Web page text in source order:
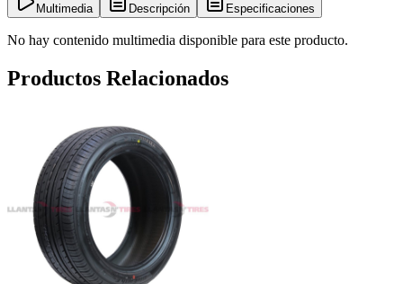
Multimedia Descripción Especificaciones
No hay contenido multimedia disponible para este producto.
Productos Relacionados